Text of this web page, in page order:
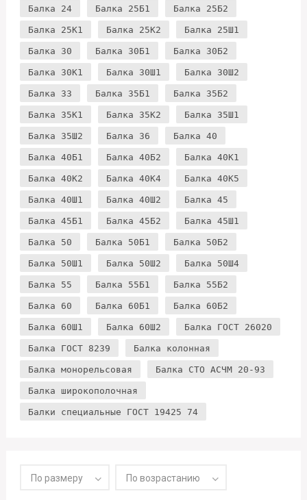
Балка 24 Балка 25Б1 Балка 25Б2
Балка 25К1 Балка 25К2 Балка 25Ш1
Балка 30 Балка 30Б1 Балка 30Б2
Балка 30К1 Балка 30Ш1 Балка 30Ш2
Балка 33 Балка 35Б1 Балка 35Б2
Балка 35К1 Балка 35К2 Балка 35Ш1
Балка 35Ш2 Балка 36 Балка 40
Балка 40Б1 Балка 40Б2 Балка 40К1
Балка 40К2 Балка 40К4 Балка 40К5
Балка 40Ш1 Балка 40Ш2 Балка 45
Балка 45Б1 Балка 45Б2 Балка 45Ш1
Балка 50 Балка 50Б1 Балка 50Б2
Балка 50Ш1 Балка 50Ш2 Балка 50Ш4
Балка 55 Балка 55Б1 Балка 55Б2
Балка 60 Балка 60Б1 Балка 60Б2
Балка 60Ш1 Балка 60Ш2 Балка ГОСТ 26020
Балка ГОСТ 8239 Балка колонная
Балка монорельсовая Балка СТО АСЧМ 20-93
Балка широкополочная
Балки специальные ГОСТ 19425 74
По размеру По возрастанию